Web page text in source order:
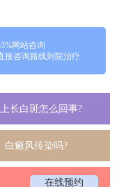
网站咨询
接咨询路线到院治疗
长白斑怎么回事?
白癜风传染吗?
在线预约